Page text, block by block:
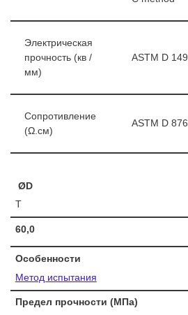
Электрическая
прочность (кв /
мм)
ASTM D 149
Сопротивление
(Ω.см)
ASTM D 876
ØD
T
60,0
Особенности
Метод испытания
Предел прочности (МПа)